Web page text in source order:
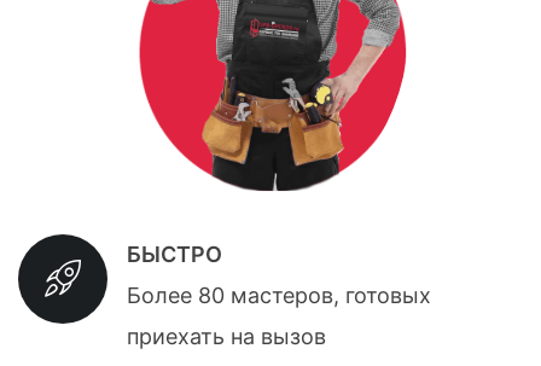
БЫСТРО
Более 80 мастеров, готовых
приехать на вызов